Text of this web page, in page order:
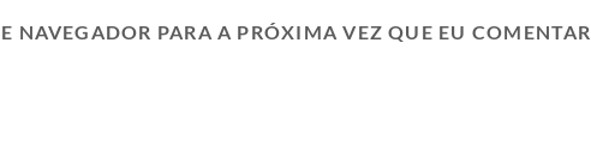
NAVEGADOR PARA A PRÓXIMA VEZ QUE EU